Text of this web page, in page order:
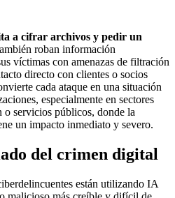
a cifrar archivos y pedir un
roban información
víctimas con amenazas de filtración
directo con clientes o socios
cada ataque en una situación
especialmente en sectores
servicios públicos, donde la
un impacto inmediato y severo.
del crimen digital
están utilizando IA